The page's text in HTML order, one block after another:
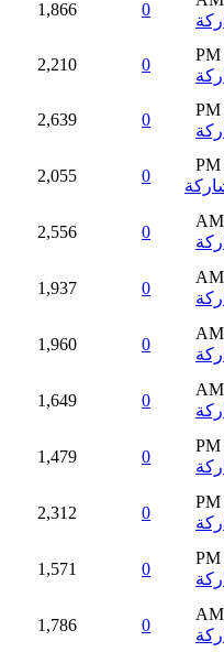
0
1,866
0
2,210
0
2,639
0
2,055
0
2,556
0
1,937
0
1,960
0
1,649
0
1,479
0
2,312
0
1,571
0
1,786